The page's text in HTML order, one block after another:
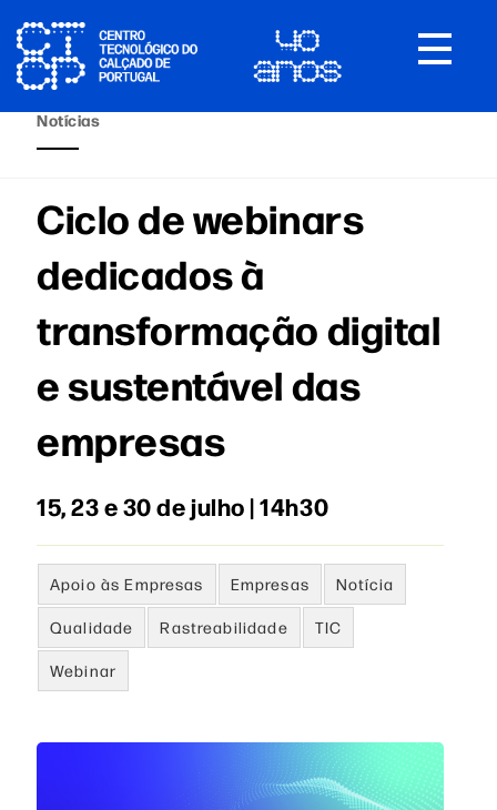
Toggle
Notícias
Ciclo de webinars
dedicados à
transformação digital
e sustentável das
empresas
15, 23 e 30 de julho | 14h30
Apoio às Empresas Empresas Notícia
Qualidade Rastreabilidade TIC
Webinar